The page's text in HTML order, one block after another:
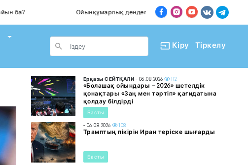
Ойынқұмарлық дендеп барады Пәтер сатып
Toggle Dropdown
Кіру Тіркелу
Ерқазы СЕЙТҚАЛИ - 06.08.2026 112
«Болашақ ойындары – 2026» шетелдік
қонақтары «Заң мен тәртіп» қағидатына
қолдау білдірді
Басты
- 06.08.2026 108
Трамптың пікірін Иран теріске шығарды
Басты